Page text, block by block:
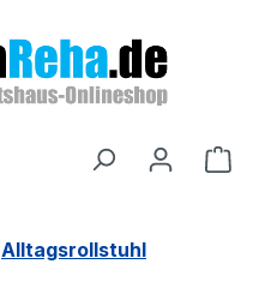
Alltagsrollstuhl